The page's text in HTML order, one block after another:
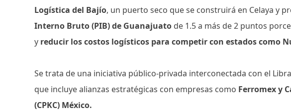
Logística del Bajío, un puerto seco que se construirá en Celaya y
Interno Bruto (PIB) de Guanajuato de 1.5 a más de 2 puntos
y reducir los costos logísticos para competir con estados como
Se trata de una iniciativa público-privada interconectada con el
que incluye alianzas estratégicas con empresas como Ferromex y
(CPKC) México.